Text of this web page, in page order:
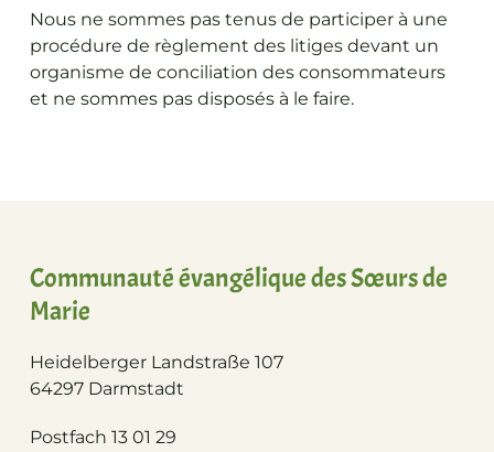
Nous ne sommes pas tenus de participer à une
procédure de règlement des litiges devant un
organisme de conciliation des consommateurs
et ne sommes pas disposés à le faire.
Communauté évangélique des Sœurs de
Marie
Heidelberger Landstraße 107
64297 Darmstadt
Postfach 13 01 29